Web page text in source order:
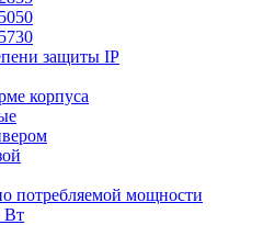
защиты IP
корпуса
потребляемой мощности
Вт